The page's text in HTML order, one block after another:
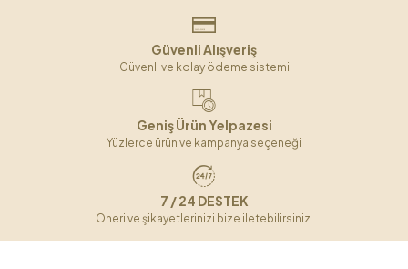
Güvenli Alışveriş
Güvenli ve kolay ödeme sistemi
Geniş Ürün Yelpazesi
Yüzlerce ürün ve kampanya seçeneği
7 / 24 DESTEK
Öneri ve şikayetlerinizi bize iletebilirsiniz.